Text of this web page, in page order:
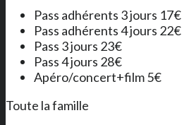
Pass adhérents 3 jours 17€
Pass adhérents 4 jours 22€
Pass 3 jours 23€
Pass 4 jours 28€
Apéro/concert+film 5€
Toute la famille